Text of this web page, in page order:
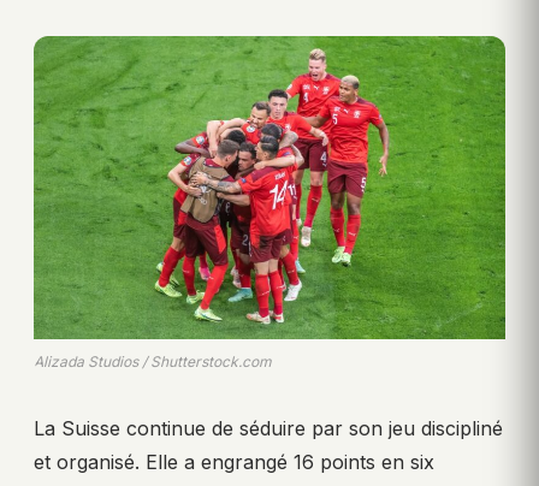
Alizada Studios / Shutterstock.com
La Suisse continue de séduire par son jeu discipliné
et organisé. Elle a engrangé 16 points en six